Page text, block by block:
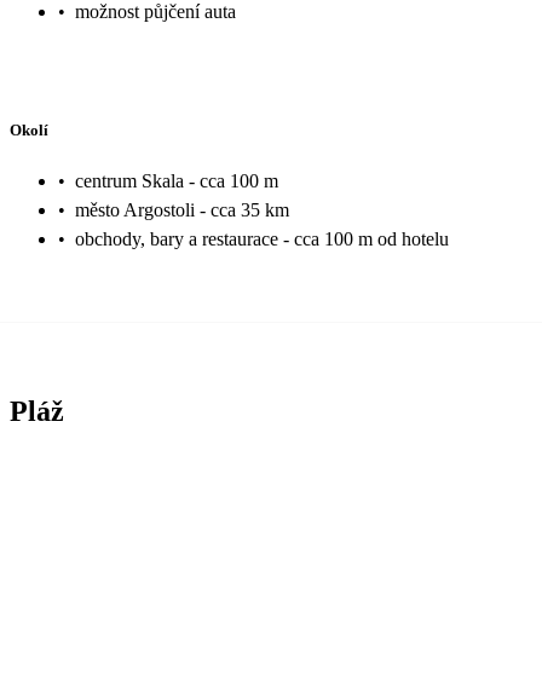
• možnost půjčení auta
Okolí
• centrum Skala - cca 100 m
• město Argostoli - cca 35 km
• obchody, bary a restaurace - cca 100 m od hotelu
Pláž